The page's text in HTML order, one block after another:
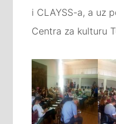
i CLAYSS-a, a uz
Centra za kulturu